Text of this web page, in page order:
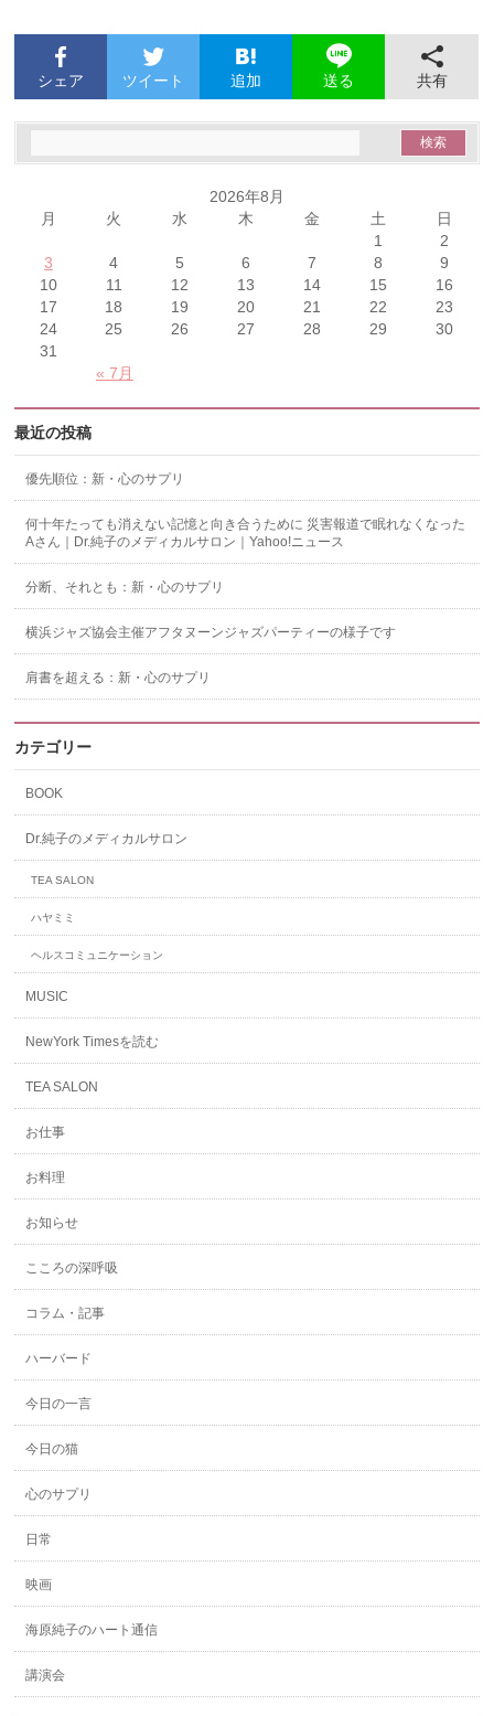
シェア ツイート 追加 送る 共有
2026年8月
月
火 水 木 金 土 日
« 7月
1
2
3
4 5 6 7 8
9
10
11 12 13 14 15
16
17
18 19 20 21 22
23
24
25 26 27 28 29
30
31
最近の投稿
優先順位：新・心のサプリ
何十年たっても消えない記憶と向き合うために 災害報道で眠れなくなった
Aさん｜Dr.純子のメディカルサロン｜Yahoo!ニュース
分断、それとも：新・心のサプリ
横浜ジャズ協会主催アフタヌーンジャズパーティーの様子です
肩書を超える：新・心のサプリ
カテゴリー
BOOK
Dr.純子のメディカルサロン
TEA SALON
ハヤミミ
ヘルスコミュニケーション
MUSIC
NewYork Timesを読む
TEA SALON
お仕事
お料理
お知らせ
こころの深呼吸
コラム・記事
ハーバード
今日の一言
今日の猫
心のサプリ
日常
映画
海原純子のハート通信
講演会